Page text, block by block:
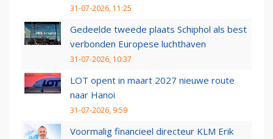
31-07-2026, 11:25
Gedeelde tweede plaats Schiphol als best
verbonden Europese luchthaven
31-07-2026, 10:37
LOT opent in maart 2027 nieuwe route
naar Hanoi
31-07-2026, 9:59
Voormalig financieel directeur KLM Erik